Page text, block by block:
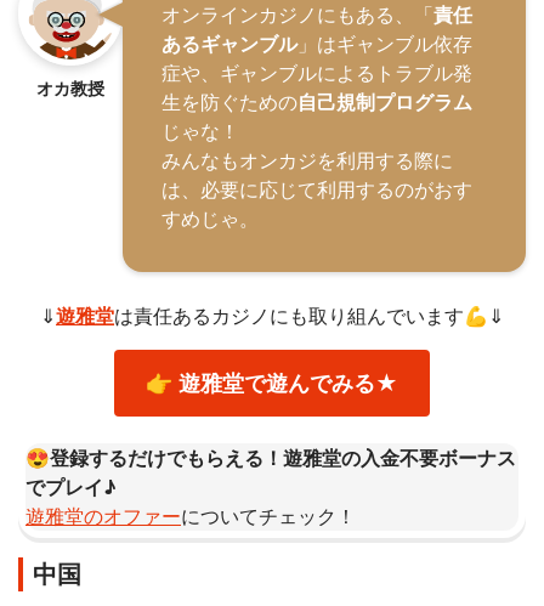
オカ教授
オンラインカジノにもある、「責任
あるギャンブル」はギャンブル依存
症や、ギャンブルによるトラブル発
生を防ぐための自己規制プログラム
じゃな！
みんなもオンカジを利用する際に
は、必要に応じて利用するのがおす
すめじゃ。
⇓遊雅堂は責任あるカジノにも取り組んでいます💪⇓
👉 遊雅堂で遊んでみる★
😍登録するだけでもらえる！遊雅堂の入金不要ボーナス
でプレイ♪
遊雅堂のオファーについてチェック！
中国